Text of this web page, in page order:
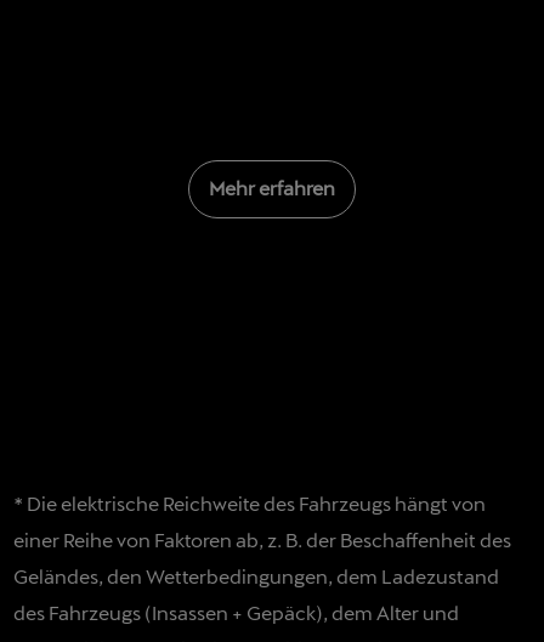
Mehr erfahren
* Die elektrische Reichweite des Fahrzeugs hängt von
einer Reihe von Faktoren ab, z. B. der Beschaffenheit des
Geländes, den Wetterbedingungen, dem Ladezustand
des Fahrzeugs (Insassen + Gepäck), dem Alter und